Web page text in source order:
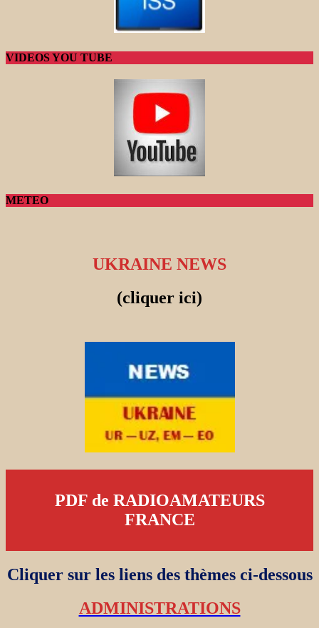
VIDEOS YOU TUBE
METEO
UKRAINE NEWS
(cliquer ici)
PDF de RADIOAMATEURS
FRANCE
Cliquer sur les liens des thèmes ci-dessous
ADMINISTRATIONS